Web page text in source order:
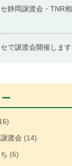
静岡譲渡会・TNR相
で譲渡会開催します
渡会 (14)
(6)